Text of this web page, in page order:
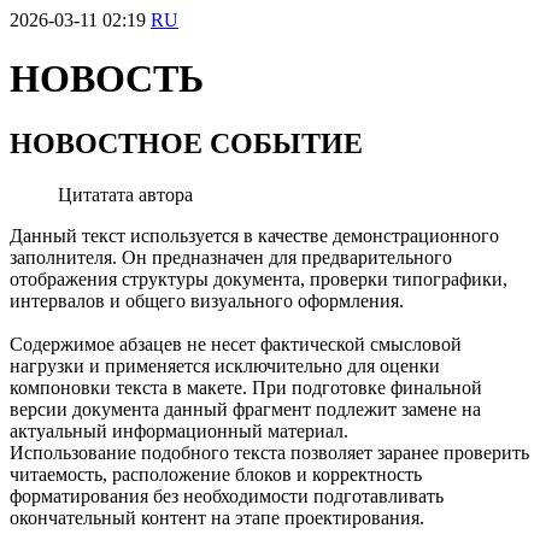
Скачать документы
SR
2026-03-11 02:19 RU
НОВОСТЬ
НОВОСТНОЕ СОБЫТИЕ
Цитатата автора
Данный текст используется в качестве демонстрационного
заполнителя. Он предназначен для предварительного
отображения структуры документа, проверки типографики,
интервалов и общего визуального оформления.
Содержимое абзацев не несет фактической смысловой
нагрузки и применяется исключительно для оценки
компоновки текста в макете. При подготовке финальной
версии документа данный фрагмент подлежит замене на
актуальный информационный материал.
Использование подобного текста позволяет заранее проверить
читаемость, расположение блоков и корректность
форматирования без необходимости подготавливать
окончательный контент на этапе проектирования.